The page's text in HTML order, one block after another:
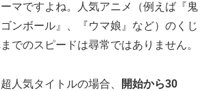
マですよね。人気アニメ（例えば『鬼
ンボール』、『ウマ娘』など）のくじ
でのスピードは尋常ではありません。
人気タイトルの場合、
開始から30